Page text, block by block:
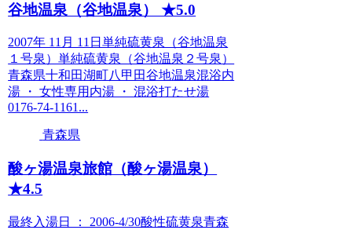
谷地温泉（谷地温泉） ★5.0
2007年 11月 11日単純硫黄泉（谷地温泉
１号泉）単純硫黄泉（谷地温泉２号泉）
青森県十和田湖町八甲田谷地温泉混浴内
湯 ・ 女性専用内湯 ・ 混浴打たせ湯
0176-74-1161...
青森県
酸ヶ湯温泉旅館（酸ヶ湯温泉）
★4.5
最終入湯日 ： 2006-4/30酸性硫黄泉青森